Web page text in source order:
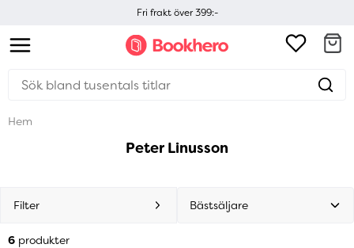
Fri frakt över 399:-
Hem
Peter Linusson
Filter
6 produkter